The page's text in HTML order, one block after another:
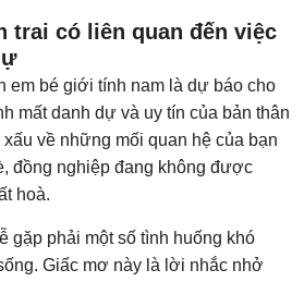
trai có liên quan đến việc
em bé giới tính nam là dự báo cho
mất danh dự và uy tín của bản thân
về những mối quan hệ của bạn
đồng nghiệp đang không được
hoà.
gặp phải một số tình huống khó
Giấc mơ này là lời nhắc nhở